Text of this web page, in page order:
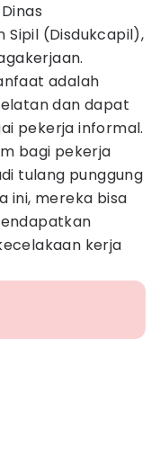
Sipil (Disdukcapil),
adalah
dan dapat
pekerja informal.
bagi pekerja
tulang punggung
ini, mereka bisa
kerja